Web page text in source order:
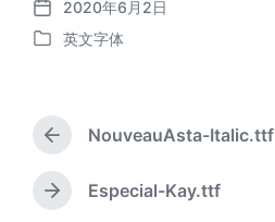
发
布
2020年6月2日
发
英文字体
上
篇
文
章
NouveauAsta-Italic.ttf
下
Especial-Kay.ttf